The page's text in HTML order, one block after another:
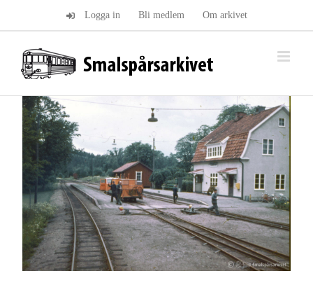
Logga in Bli medlem Om arkivet